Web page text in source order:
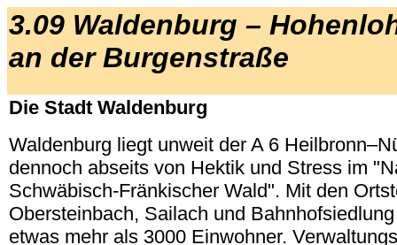
3.09 Waldenburg –
an der Burgenstraße
Die Stadt Waldenburg
Waldenburg liegt unweit der A 6
dennoch abseits von Hektik und Stress im
Schwäbisch-Fränkischer Wald". Mit den
Obersteinbach, Sailach und
etwas mehr als 3000 Einwohner.